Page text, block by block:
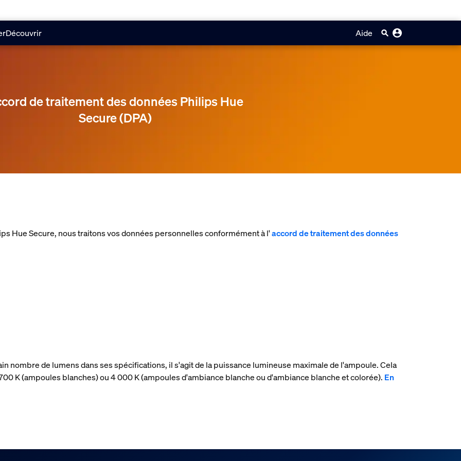
Découvrir Aide
de traitement des données Philips Hue
Secure (DPA)
Hue Secure, nous traitons vos données personnelles conformément à l'accord de traitement des données
nombre de lumens dans ses spécifications, il s'agit de la puissance lumineuse maximale de l'ampoule. Cela
K (ampoules blanches) ou 4 000 K (ampoules d'ambiance blanche ou d'ambiance blanche et colorée). En